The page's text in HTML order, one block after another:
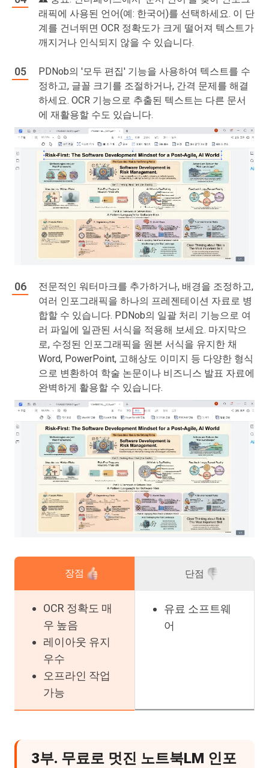
래픽에 사용된 언어(예: 한국어)를 선택하세요. 이 단
계를 건너뛰면 OCR 정확도가 크게 떨어져 텍스트가
깨지거나 인식되지 않을 수 있습니다.
PDNob의 '모두 편집' 기능을 사용하여 텍스트를 수
정하고, 글꼴 크기를 조절하거나, 간격 문제를 해결
하세요. OCR 기능으로 추출된 텍스트는 다른 문서
에 재활용할 수도 있습니다.
전문적인 워터마크를 추가하거나, 배경을 조정하고,
여러 인포그래픽을 하나의 프레젠테이션 자료로 병
합할 수 있습니다. PDNob의 일괄 처리 기능으로 여
러 파일에 일관된 서식을 적용해 보세요. 마지막으
로, 수정된 인포그래픽을 원본 서식을 유지한 채
Word, PowerPoint, 고해상도 이미지 등 다양한 형식
으로 변환하여 학술 논문이나 비즈니스 발표 자료에
완벽하게 활용할 수 있습니다.
장점
OCR 정확도 매
우 높음
레이아웃 유지
우수
오프라인 작업
가능
단점
유료 소프트웨
어
3부. 무료로 멋진 노트북LM 인포